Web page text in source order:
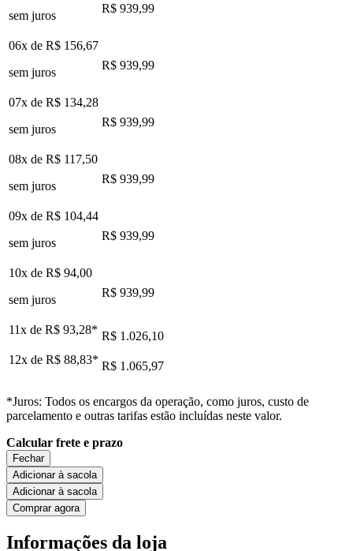
sem juros
R$ 939,99
06x de R$ 156,67
sem juros
R$ 939,99
07x de R$ 134,28
sem juros
R$ 939,99
08x de R$ 117,50
sem juros
R$ 939,99
09x de R$ 104,44
sem juros
R$ 939,99
10x de R$ 94,00
sem juros
R$ 939,99
11x de R$ 93,28* R$ 1.026,10
12x de R$ 88,83* R$ 1.065,97
*Juros: Todos os encargos da operação, como juros, custo de
parcelamento e outras tarifas estão incluídas neste valor.
Calcular frete e prazo
Fechar
Adicionar à sacola
Adicionar à sacola
Comprar agora
Informações da loja